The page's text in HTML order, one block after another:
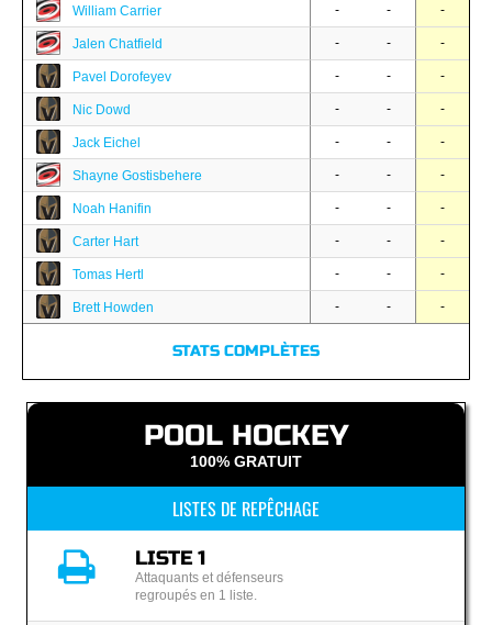
William Carrier - - -
Jalen Chatfield - - -
Pavel Dorofeyev - - -
Nic Dowd - - -
Jack Eichel - - -
Shayne Gostisbehere - - -
Noah Hanifin - - -
Carter Hart - - -
Tomas Hertl - - -
Brett Howden - - -
STATS COMPLÈTES
POOL HOCKEY
100% GRATUIT
LISTES DE REPÊCHAGE
LISTE 1
Attaquants et défenseurs
regroupés en 1 liste.